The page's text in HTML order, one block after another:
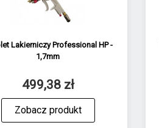
Lakierniczy Professional HP -
1,7mm
499,38 zł
Zobacz produkt